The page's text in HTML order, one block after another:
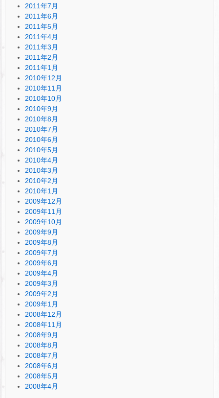
2011年7月
2011年6月
2011年5月
2011年4月
2011年3月
2011年2月
2011年1月
2010年12月
2010年11月
2010年10月
2010年9月
2010年8月
2010年7月
2010年6月
2010年5月
2010年4月
2010年3月
2010年2月
2010年1月
2009年12月
2009年11月
2009年10月
2009年9月
2009年8月
2009年7月
2009年6月
2009年4月
2009年3月
2009年2月
2009年1月
2008年12月
2008年11月
2008年9月
2008年8月
2008年7月
2008年6月
2008年5月
2008年4月